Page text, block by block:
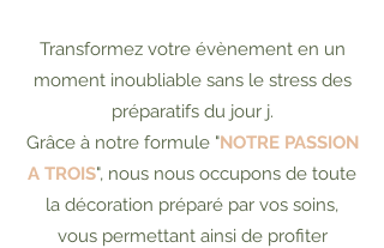
Transformez votre évènement en un
moment inoubliable sans le stress des
préparatifs du jour j.
Grâce à notre formule "NOTRE PASSION
A TROIS", nous nous occupons de toute
la décoration préparé par vos soins,
vous permettant ainsi de profiter